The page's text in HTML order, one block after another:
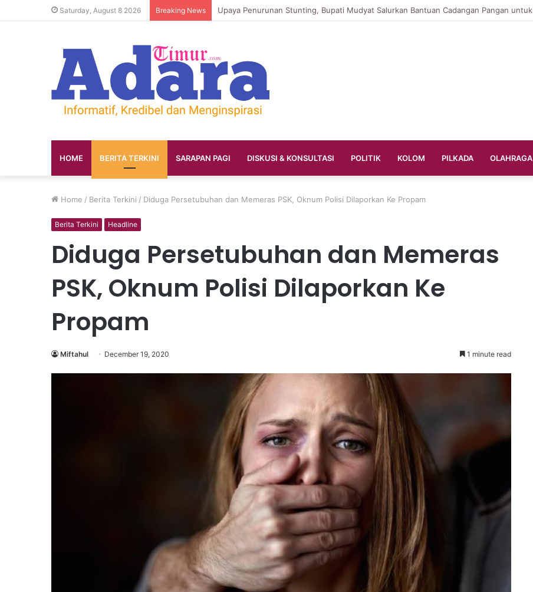
Saturday, August 8 2026 Breaking News
HOME BERITA TERKINI SARAPAN PAGI DISKUSI & KONSULTASI POLITIK KOLOM PILKADA OLAHRAGA
Home / Berita Terkini / Diduga Persetubuhan dan Memeras PSK, Oknum Polisi Dilaporkan Ke Propam
Berita Terkini Headline
Diduga Persetubuhan dan Memeras
PSK, Oknum Polisi Dilaporkan Ke
Propam
Miftahul December 19, 2020 1 minute read